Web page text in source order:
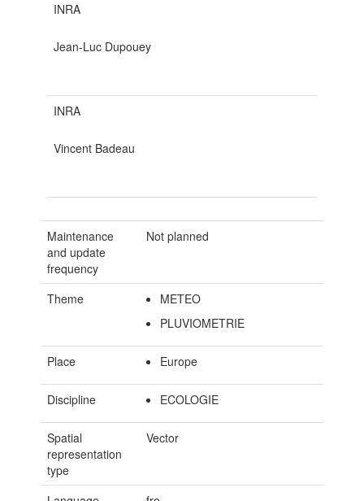
INRA
Jean-Luc Dupouey
INRA
Vincent Badeau
Maintenance
and update
frequency
Not planned
Theme
METEO
PLUVIOMETRIE
Place Europe
Discipline ECOLOGIE
Spatial
representation
type
Vector